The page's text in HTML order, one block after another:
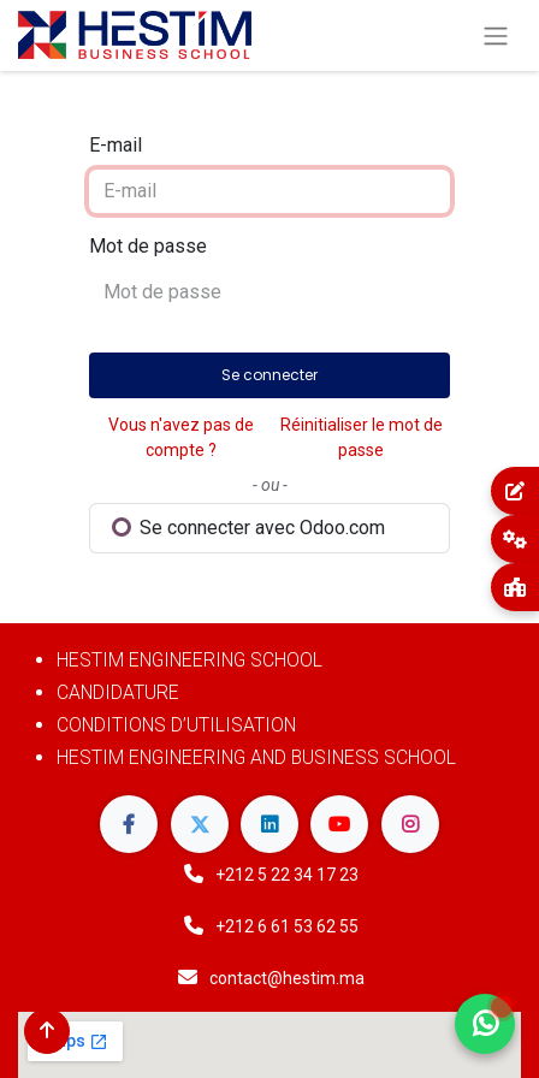
E-mail
Mot de passe
Se connecter
Vous n'avez pas de
compte ?
Réinitialiser le mot de
passe
- ou -
Se connecter avec Odoo.com
HESTIM ENGINEERING SCHOOL
CANDIDATURE
CONDITIONS D’UTILISATION
HESTIM ENGINEERING AND BUSINESS SCHOOL
+212 5 22 34 17 ​23
+212 6 61 53 62 55
contact@hestim.ma